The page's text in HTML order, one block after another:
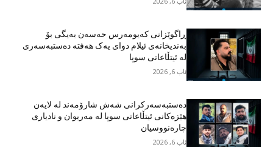
ڕاگوێزانی کەیومەرس حەسەن بەیگی بۆ
بەندیخانەی ئیلام دوای یەک هەفتە دەستبەسەری
لە ئیتڵاعاتی سوپا
ئاب 6, 2026
دەستبەسەرکرانی شەش شارۆمەند لە لایەن
هێزەکانی ئیتڵاعاتی سوپا لە مەریوان و نادیاری
چارەنووسیان
ئاب 6, 2026